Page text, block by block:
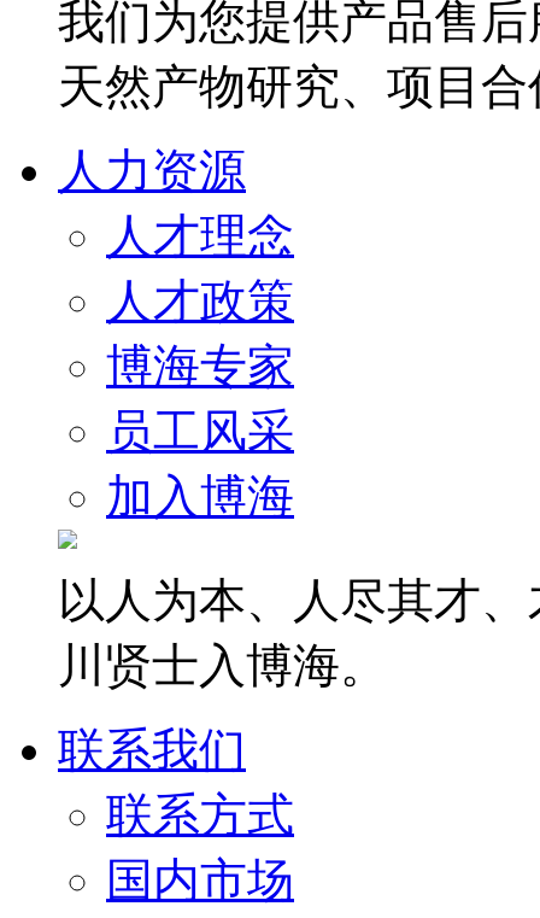
我们为您提供产品售
天然产物研究、项目
人力资源
人才理念
人才政策
博海专家
员工风采
加入博海
以人为本、人尽其才
川贤士入博海。
联系我们
联系方式
国内市场